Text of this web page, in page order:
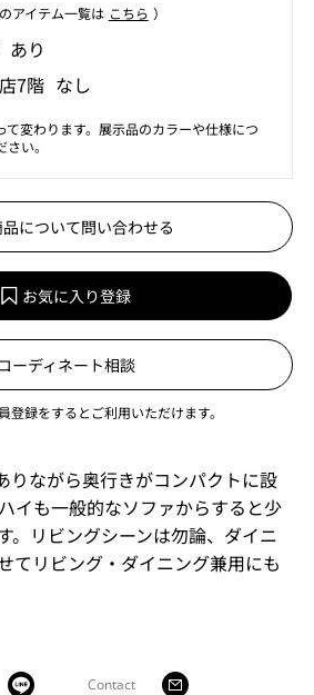
アイテム⼀覧は こちら ）
あり
7階 なし
て変わります。展示品のカラーや仕様につ
い。
品について問い合わせる
お気に入り登録
コーディネート相談
録をするとご利用いただけます。
りながら奥行きがコンパクトに設
イも一般的なソファからすると少
。リビングシーンは勿論、ダイニ
てリビング・ダイニング兼用にも
Contact